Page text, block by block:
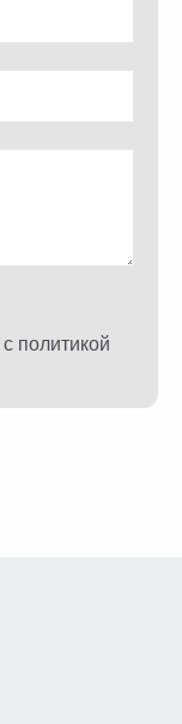
с политикой